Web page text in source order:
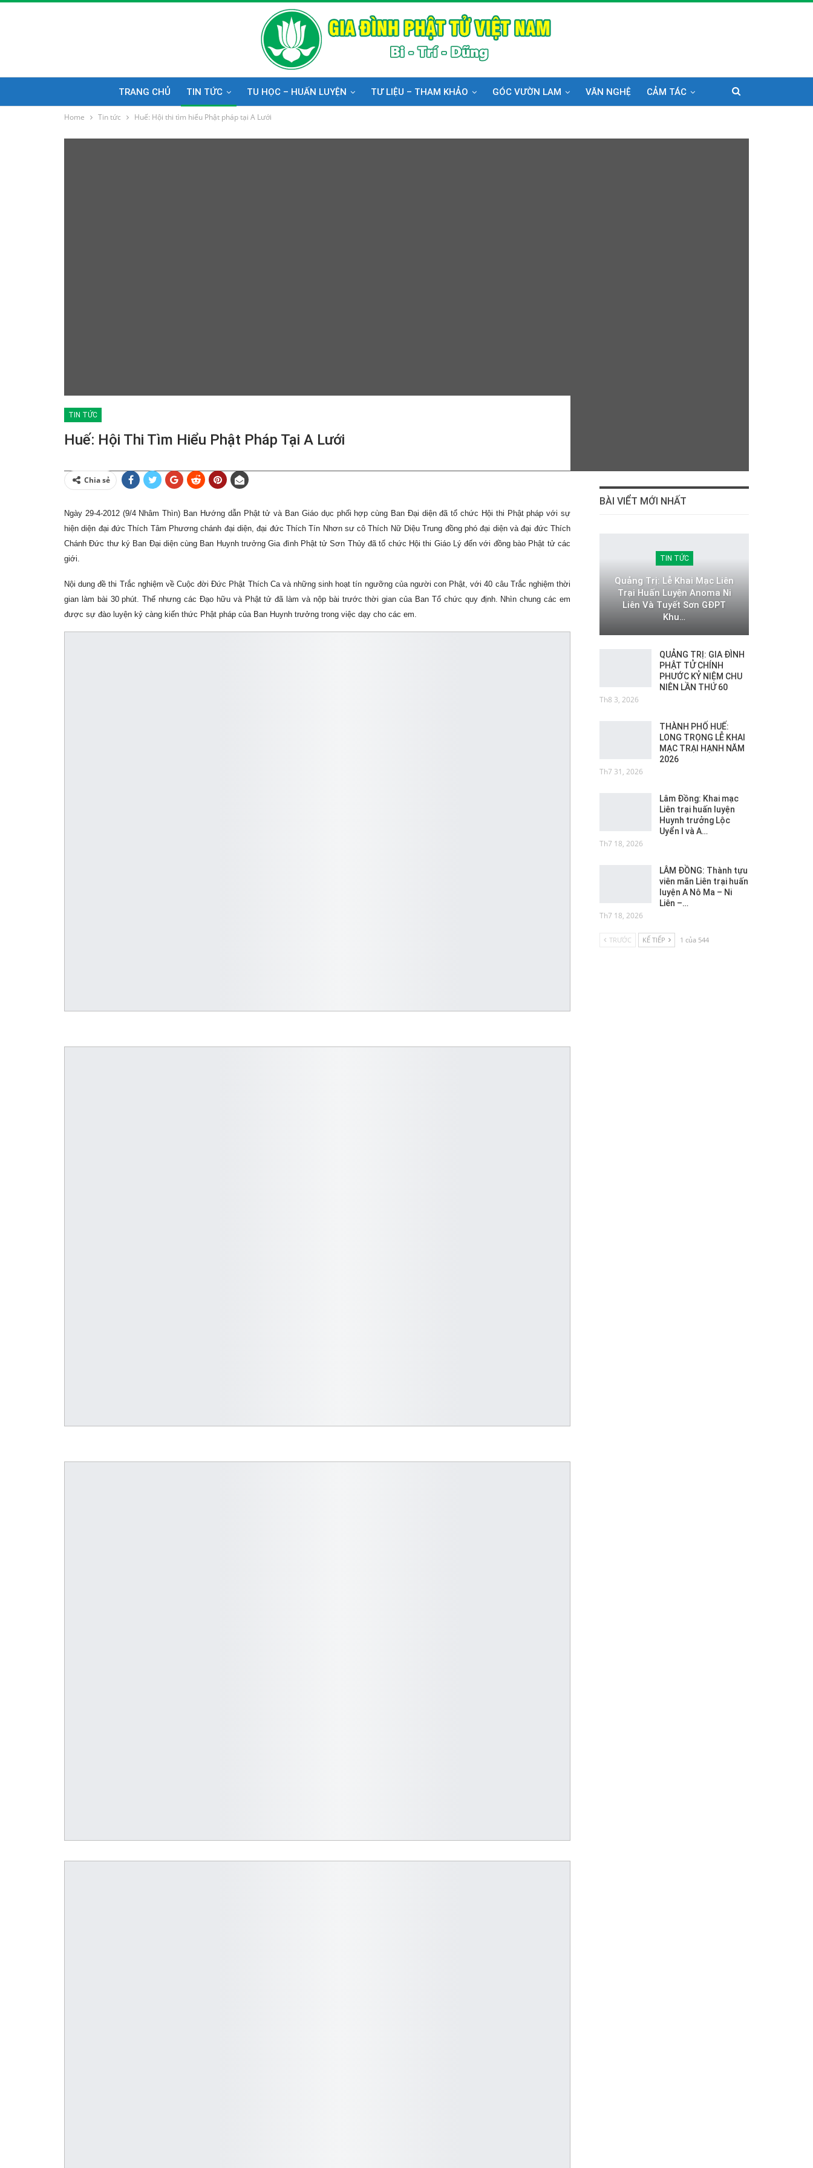
TRANG CHỦ TIN TỨC TU HỌC – HUẤN LUYỆN TƯ LIỆU – THAM KHẢO GÓC VƯỜN LAM VĂN NGHỆ CẢM TÁC
Home Tin tức Huế: Hội thi tìm hiểu Phật pháp tại A Lưới
TIN TỨC
Huế: Hội Thi Tìm Hiểu Phật Pháp Tại A Lưới
Chia sẻ
Ngày 29-4-2012 (9/4 Nhâm Thìn) Ban Hướng dẫn Phật tử và Ban Giáo dục phối hợp cùng Ban Đại diện đã tổ chức Hội thi Phật pháp với sự
hiện diện đại đức Thích Tâm Phương chánh đại diện, đại đức Thích Tín Nhơn sư cô Thích Nữ Diệu Trung đồng phó đại diện và đại đức Thích
Chánh Đức thư ký Ban Đại diện cùng Ban Huynh trưởng Gia đình Phật tử Sơn Thủy đã tổ chức Hội thi Giáo Lý đến với đồng bào Phật tử các
giới.
Nội dung đề thi Trắc nghiệm về Cuộc đời Đức Phật Thích Ca và những sinh hoạt tín ngưỡng của người con Phật, với 40 câu Trắc nghiệm thời
gian làm bài 30 phút. Thế nhưng các Đạo hữu và Phật tử đã làm và nộp bài trước thời gian của Ban Tổ chức quy định. Nhìn chung các em
được sự đào luyện kỷ càng kiến thức Phật pháp của Ban Huynh trưởng trong việc dạy cho các em.
BÀI VIỂT MỚI NHẤT
TIN TỨC
Quảng Trị: Lễ Khai Mạc Liên
Trại Huấn Luyện Anoma Ni
Liên Và Tuyết Sơn GĐPT
Khu…
QUẢNG TRỊ: GIA ĐÌNH
PHẬT TỬ CHÍNH
PHƯỚC KỶ NIỆM CHU
NIÊN LẦN THỨ 60
Th8 3, 2026
THÀNH PHỐ HUẾ:
LONG TRỌNG LỄ KHAI
MẠC TRẠI HẠNH NĂM
2026
Th7 31, 2026
Lâm Đồng: Khai mạc
Liên trại huấn luyện
Huynh trưởng Lộc
Uyển I và A…
Th7 18, 2026
LÂM ĐỒNG: Thành tựu
viên mãn Liên trại huấn
luyện A Nô Ma – Ni
Liên –…
Th7 18, 2026
TRƯỚC KẾ TIẾP 1 của 544